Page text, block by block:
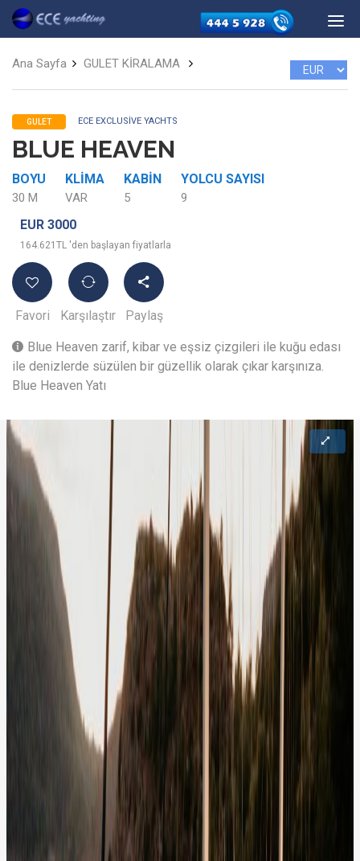
Ana Sayfa GULET KİRALAMA
GULET ECE EXCLUSIVE YACHTS
BLUE HEAVEN
BOYU
30 M
KLIMA
VAR
KABIN
5
YOLCU SAYISI
9
EUR 3000
164.621TL 'den başlayan fiyatlarla
Favori Karşılaştır Paylaş
Blue Heaven zarif, kibar ve eşsiz çizgileri ile kuğu edası
ile denizlerde süzülen bir güzellik olarak çıkar karşınıza.
Blue Heaven Yatı